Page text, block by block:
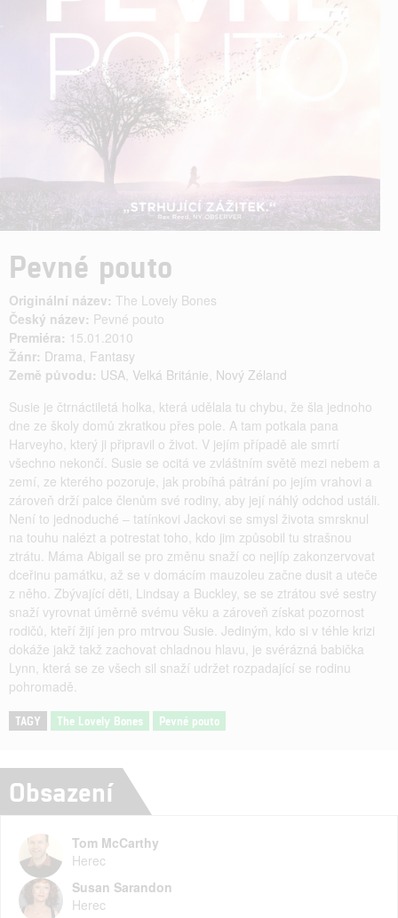
Pevné pouto
Originální název: The Lovely Bones
Český název: Pevné pouto
Premiéra: 15.01.2010
Žánr: Drama Fantasy
Země původu: USA Velká Británie Nový Zéland
Susie je čtrnáctiletá holka, která udělala tu chybu, že šla jednoho
dne ze školy domů zkratkou přes pole. A tam potkala pana
Harveyho, který ji připravil o život. V jejím případě ale smrtí
všechno nekončí. Susie se ocitá ve zvláštním světě mezi nebem a
zemí, ze kterého pozoruje, jak probíhá pátrání po jejím vrahovi a
zároveň drží palce členům své rodiny, aby její náhlý odchod ustáli.
Není to jednoduché – tatínkovi Jackovi se smysl života smrsknul
na touhu nalézt a potrestat toho, kdo jim způsobil tu strašnou
ztrátu. Máma Abigail se pro změnu snaží co nejlíp zakonzervovat
dceřinu památku, až se v domácím mauzoleu začne dusit a uteče
z něho. Zbývající děti, Lindsay a Buckley, se se ztrátou své sestry
snaží vyrovnat úměrně svému věku a zároveň získat pozornost
rodičů, kteří žijí jen pro mtrvou Susie. Jediným, kdo si v téhle krizi
dokáže jakž takž zachovat chladnou hlavu, je svérázná babička
Lynn, která se ze všech sil snaží udržet rozpadající se rodinu
pohromadě.
TAGY The Lovely Bones Pevné pouto
Obsazení
Tom McCarthy
Herec
Susan Sarandon
Herec